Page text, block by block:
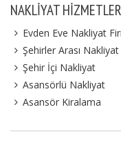
NAKLIYAT
Evden Eve Nakliyat
Şehirler Arası Nakliyat
Şehir İçi Nakliyat
Asansörlü Nakliyat
Asansör Kiralama